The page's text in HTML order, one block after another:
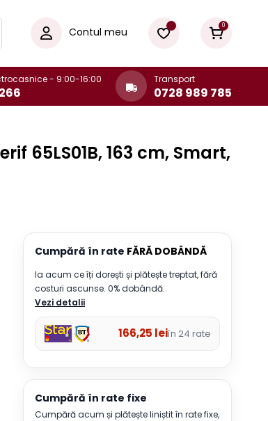
Contul meu 0
- 9:00-16:00 Transport
0728 989 785
65LS01B, 163 cm, Smart,
Cumpără în rate FĂRĂ DOBÂNDĂ
Ia acum ce îți dorești și plătește treptat, fără
costuri ascunse. 0% dobândă.
Vezi detalii
166,25 leiîn 24 rate
Cumpără în rate fixe
Cumpără acum și plătește liniștit în rate fixe,